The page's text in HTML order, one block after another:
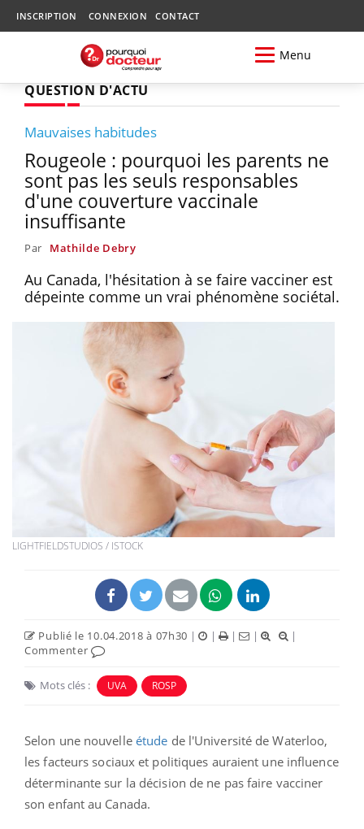
INSCRIPTION CONNEXION CONTACT
Menu
QUESTION D'ACTU
Mauvaises habitudes
Rougeole : pourquoi les parents ne
sont pas les seuls responsables
d'une couverture vaccinale
insuffisante
Par Mathilde Debry
Au Canada, l'hésitation à se faire vacciner est
dépeinte comme un vrai phénomène sociétal.
LIGHTFIELDSTUDIOS / ISTOCK
Publié le 10.04.2018 à 07h30 | | | |
|
Commenter
Mots clés : UVA ROSP
Selon une nouvelle étude de l'Université de Waterloo,
les facteurs sociaux et politiques auraient une influence
déterminante sur la décision de ne pas faire vacciner
son enfant au Canada.